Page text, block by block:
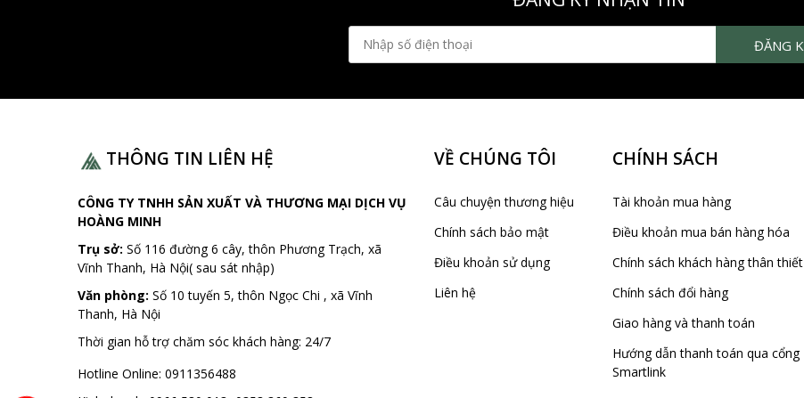
THÔNG TIN LIÊN HỆ
CÔNG TY TNHH SẢN XUẤT VÀ THƯƠNG MẠI DỊCH VỤ
HOÀNG MINH
Trụ sở: Số 116 đường 6 cây, thôn Phương Trạch, xã
Vĩnh Thanh, Hà Nội( sau sát nhập)
Văn phòng: Số 10 tuyến 5, thôn Ngọc Chi , xã Vĩnh
Thanh, Hà Nội
Thời gian hỗ trợ chăm sóc khách hàng: 24/7
Hotline Online: 0911356488
VỀ CHÚNG TÔI
Câu chuyện thương hiệu
Chính sách bảo mật
Điều khoản sử dụng
Liên hệ
CHÍNH SÁCH
Tài khoản mua hàng
Điều khoản mua bán hàng hóa
Chính sách khách hàng thân thiết
Chính sách đổi hàng
Giao hàng và thanh toán
Hướng dẫn thanh toán qua cổng
Smartlink